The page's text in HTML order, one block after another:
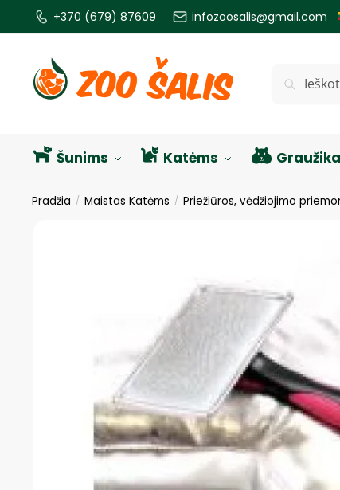
+370 (679) 87609 infozoosalis@gmail.com
Šunims Katėms
Pradžia / Maistas Katėms / Priežiūros, vėdžiojimo